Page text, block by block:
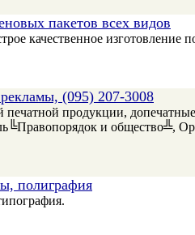
пакетов всех видов
качественное
(095) 207-3008
печатной продукции,
и общество╩,
полиграфия